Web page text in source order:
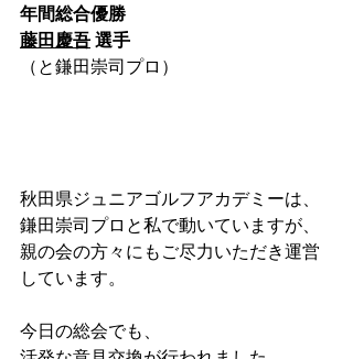
年間総合優勝
藤田慶吾 選手
（と鎌田崇司プロ）
秋田県ジュニアゴルフアカデミーは、
鎌田崇司プロと私で動いていますが、
親の会の方々にもご尽力いただき運営
しています。
今日の総会でも、